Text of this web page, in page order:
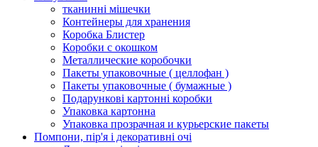
тканинні мішечки
Контейнеры для хранения
Коробка Блистер
Коробки с окошком
Металлические коробочки
Пакеты упаковочные ( целлофан )
Пакеты упаковочные ( бумажные )
Подарункові картонні коробки
Упаковка картонна
Упаковка прозрачная и курьерские пакеты
Помпони, пір'я і декоративні очі